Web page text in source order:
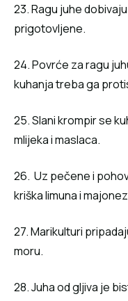
23. Ragu juhe
prigotovljene.
24. Povrće za ragu
kuhanja treba ga
25. Slani krompir se
mlijeka i maslaca.
26. Uz pečene i
kriška limuna i
27. Marikulturi
moru.
28. Juha od gljiva je